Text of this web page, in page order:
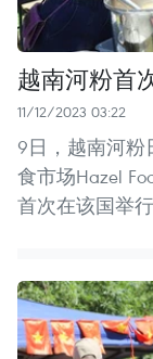
越南河粉首
11/12/2023 03:22
9日，越南河粉
食市场Hazel
首次在该国举